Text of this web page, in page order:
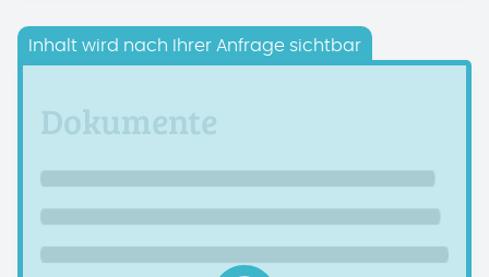
Inhalt wird nach Ihrer Anfrage sichtbar
Dokumente